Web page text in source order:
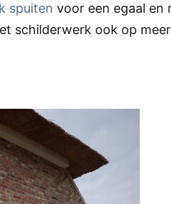
spuiten voor een egaal en
schilderwerk ook op